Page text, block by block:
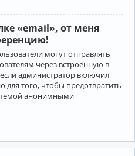
«email», от меня
могут отправлять
через встроенную в
администратор включил
для того, чтобы предотвратить
анонимными